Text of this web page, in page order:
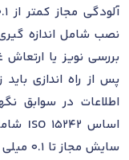
بررسی نویز یا
اطلاعات در سوابق
سایش